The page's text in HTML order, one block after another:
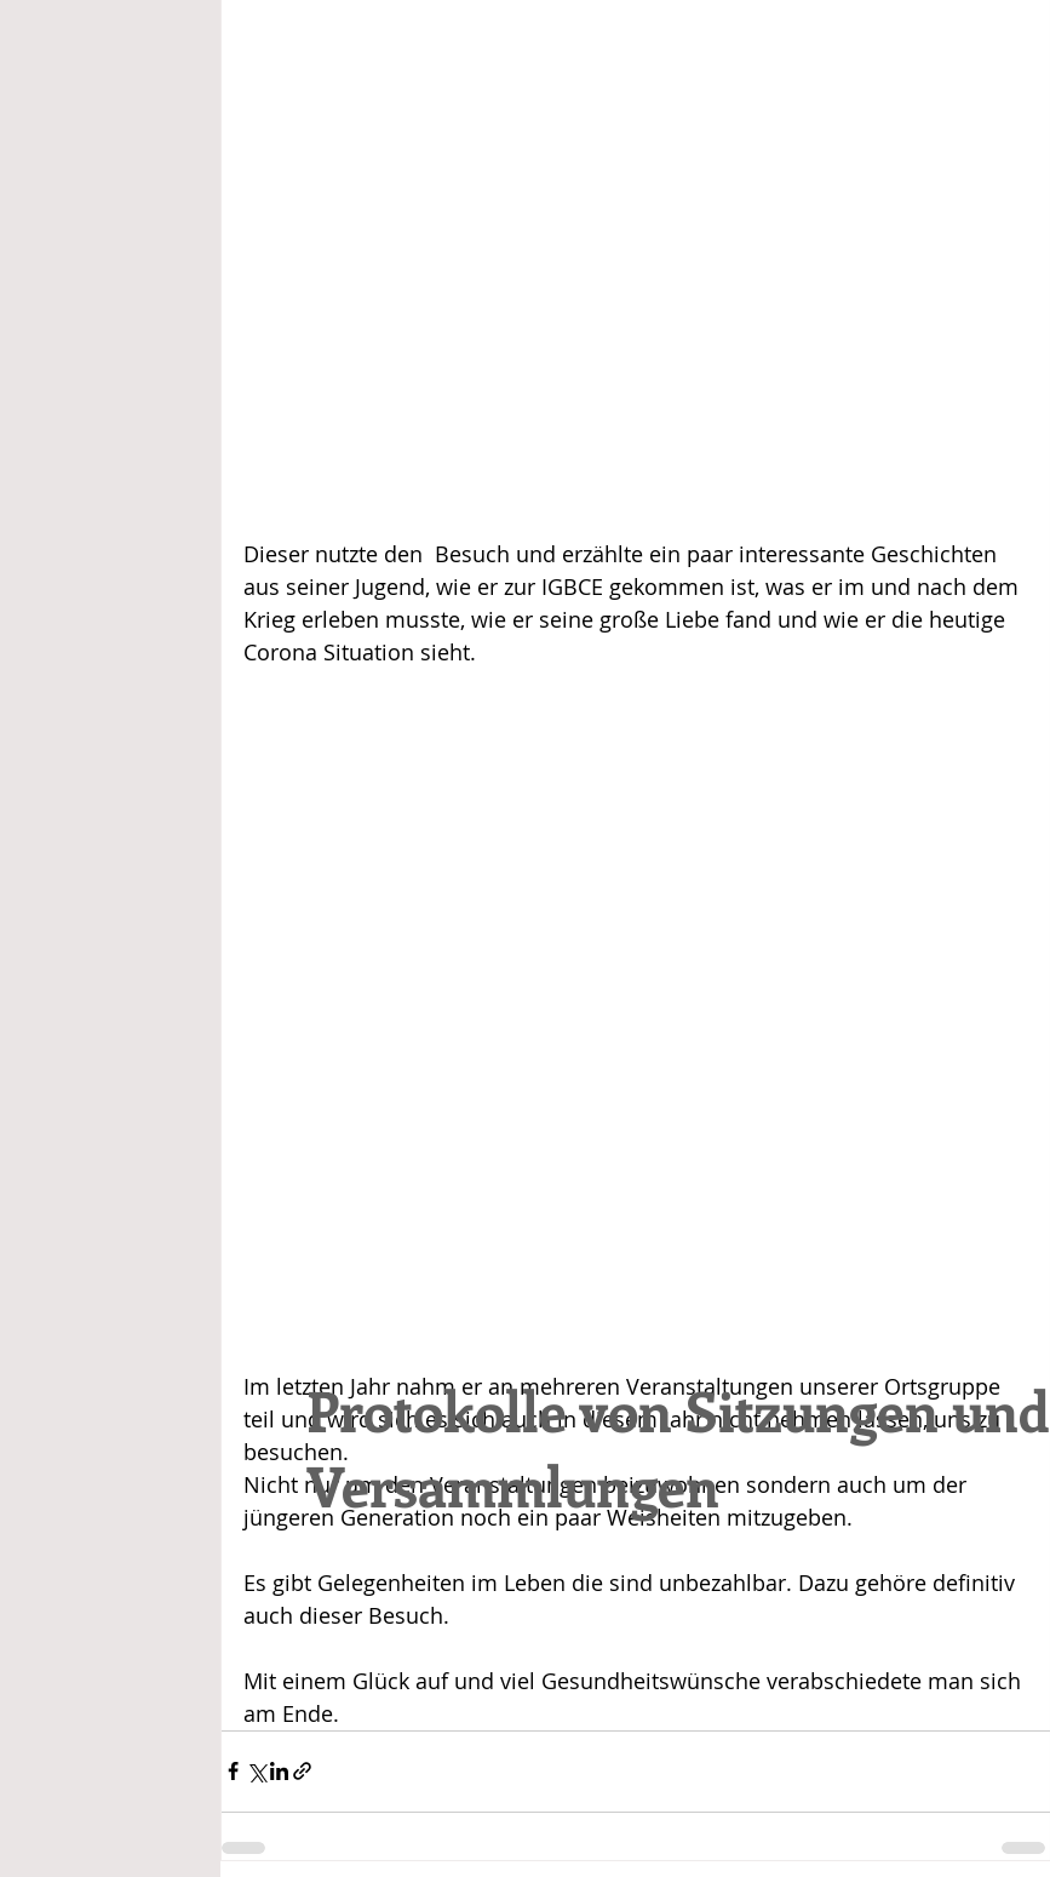
Dieser nutzte den  Besuch und erzählte ein paar interessante Geschichten
aus seiner Jugend, wie er zur IGBCE gekommen ist, was er im und nach dem
Krieg erleben musste, wie er seine große Liebe fand und wie er die heutige
Corona Situation sieht.
Im letzten Jahr nahm er an mehreren Veranstaltungen unserer Ortsgruppe
teil und wird sich es sich auch in diesem Jahr nicht nehmen lassen, uns zu
besuchen.
Nicht nur um den Veranstaltungen beizuwohnen sondern auch um der
jüngeren Generation noch ein paar Weisheiten mitzugeben.
Es gibt Gelegenheiten im Leben die sind unbezahlbar. Dazu gehöre definitiv
auch dieser Besuch.
Mit einem Glück auf und viel Gesundheitswünsche verabschiedete man sich
am Ende.
Protokolle von Sitzungen und
Versammlungen